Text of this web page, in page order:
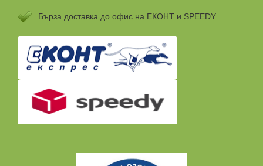
Бързa доставка до офис на ЕКОНТ и SPEEDY